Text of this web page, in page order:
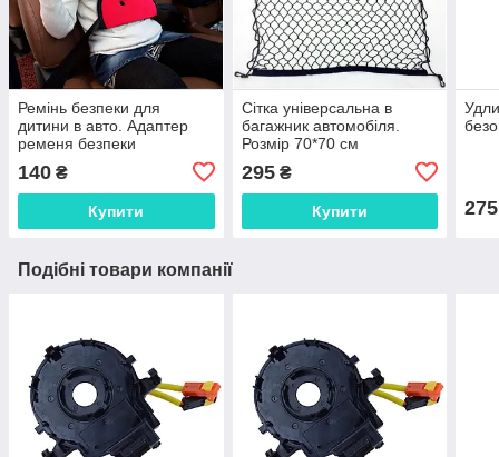
Ремінь безпеки для
дитини в авто. Адаптер
ременя безпеки
140 ₴
Купити
Сітка універсальна в
багажник автомобіля.
Розмір 70*70 см
295₴
Купити 275
Подібні товари компанії